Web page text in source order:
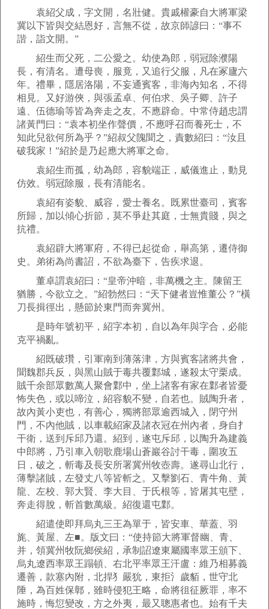
袁紹父成，字文開，名壯健。貴戚權豪自大將軍梁
冀以下皆與交結恩好，言無不從，故京師諺曰：“事不
諧，詣文開。”
紹生而父死，二公愛之。幼使為郎，弱冠除濮陽
長，有清名。遭母喪，服竟，又追行父服，凡在冢廬六
年。禮畢，隱居洛陽，不妄通賓客，非海內知名，不得
相見。又好游俠，與張孟卓、何伯求、吳子卿、許子
遠、伍德瑜等皆為奔走之友。不應辟命。中常侍趙忠謂
諸黃門曰：“袁本初坐作聲價，不應呼召而養死士，不
知此兒欲何所為乎？”紹叔父隗聞之，責數紹曰：“汝且
破我家！”紹於是乃起應大將軍之命。
袁紹生而孤，幼為郎，容貌端正，威儀進止，動見
仿效。弱冠除服，長有清能名。
袁紹有姿貌、威容，愛士養名。既累世臺司，賓客
所歸，加以傾心折節，莫不爭赴其庭，士無貴賤，與之
抗禮。
袁紹辟大將軍府，不得已起從命，舉高第，遷侍御
史。弟術為尚書詔，不欲為臺下，告疾求退。
董卓謂袁紹曰：“皇帝沖暗，非萬機之主。陳留王
猶勝，今欲立之。”紹勃然曰：“天下健者豈惟董公？”橫
刀長揖徑出，懸節於東門而奔冀州。
是時年號初平，紹字本初，自以為年與字合，必能
克平禍亂。
紹既破瓚，引軍南到薄落津，方與賓客諸將共會，
聞魏郡兵反，與黑山賊于毒共覆鄴城，遂殺太守栗成。
賊千余部眾數萬人聚會鄴中，坐上諸客有家在鄴者皆憂
怖失色，或以啼泣，紹容貌不變，自若也。賊陶升者，
故內黃小吏也，有善心，獨將部眾逾西城入，閉守州
門，不內他賊，以車載紹家及諸衣冠在州內者，身自扌
干衛，送到斥邱乃還。紹到，遂屯斥邱，以陶升為建義
中郎將，乃引車入朝歌鹿場山蒼巖谷討干毒，圍攻五
日，破之，斬毒及長安所署冀州牧壺壽。遂尋山北行，
薄擊諸賊，左發丈八等皆斬之。又擊劉石、青牛角、黃
龍、左校、郭大賢、李大目、于氏根等，皆屠其屯壁，
奔走得脫，斬首數萬級。紹復還屯鄴。
紹遣使即拜烏丸三王為單于，皆安車、華蓋、羽
旄、黃屋、左■。版文曰：“使持節大將軍督幽、青、
并，領冀州牧阮鄉侯紹，承制詔遼東屬國率眾王頒下、
烏丸遼西率眾王蹋頓、右北平率眾王汗盧：維乃相募義
遷善，款塞內附，北捍犭嚴狁，東拒氵歲貊，世守北
陲，為百姓保鄣，雖時侵犯王略，命將徂征厥罪，率不
施時，悔愆變改，方之外夷，最又聰惠者也。始有千夫